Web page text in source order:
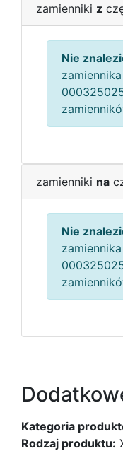
zamienniki z
Nie
zamiennika
zamienniki na
Nie
zamiennika
Kategoria
Rodzaj produktu: